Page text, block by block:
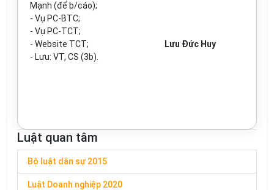
Mạnh (để b/cáo);
- Vụ PC-BTC;
- Vụ PC-TCT;
- Website TCT;
- Lưu: VT, CS (3b)
Lưu Đức Huy
Luật quan tâm
Bộ luật dân sự 2015
Luật Doanh nghiệp 2020